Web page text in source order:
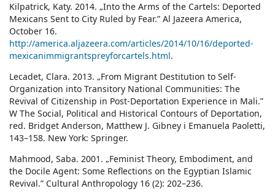
Kilpatrick, Katy. 2014. „Into the Arms of the Cartels: Deported
Mexicans Sent to City Ruled by Fear.” Al Jazeera America,
October 16.
http://america.aljazeera.com/articles/2014/10/16/deported-
mexicanimmigrantspreyforcartels.html.
Lecadet, Clara. 2013. „From Migrant Destitution to Self-
Organization into Transitory National Communities: The
Revival of Citizenship in Post-Deportation Experience in Mali.”
W The Social, Political and Historical Contours of Deportation,
red. Bridget Anderson, Matthew J. Gibney i Emanuela Paoletti,
143–158. New York: Springer.
Mahmood, Saba. 2001. „Feminist Theory, Embodiment, and
the Docile Agent: Some Reflections on the Egyptian Islamic
Revival.” Cultural Anthropology 16 (2): 202–236.